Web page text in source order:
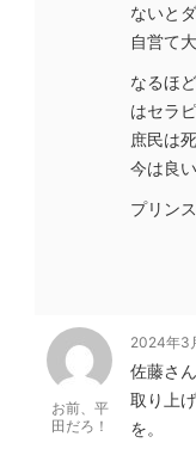
ないと
自営て
なるほ
はセラ
庶民は
今は良
プリン
お前、平
田だろ！
2024年3
佐藤さ
取り上